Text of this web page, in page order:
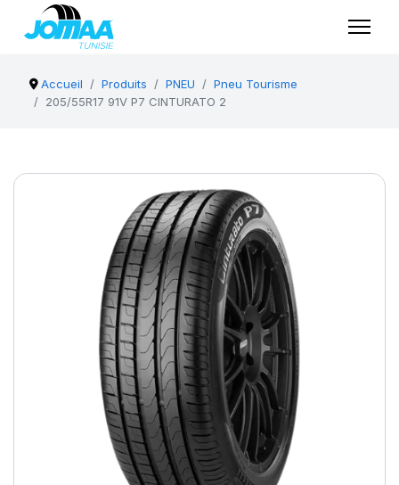
Accueil Produits PNEU
Pneu Tourisme
205/55R17 91V P7 CINTURATO 2